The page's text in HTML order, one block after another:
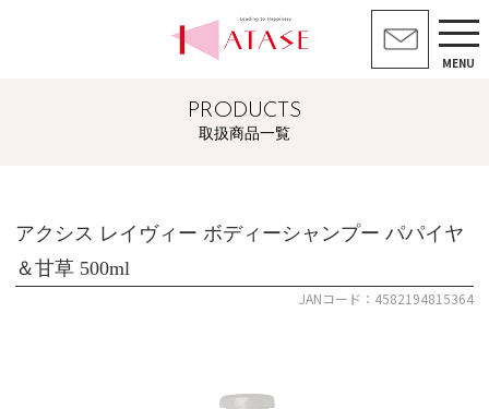
MENU
PRODUCTS
取扱商品一覧
アクシス レイヴィー ボディーシャンプー パパイヤ
＆甘草 500ml
JANコード：4582194815364